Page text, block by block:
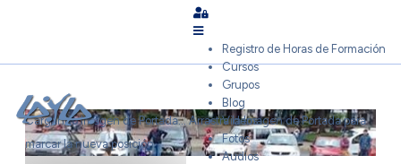
Sign In
Registro de Horas de Formación
Cursos
Grupos
Blog
Videos
Fotos
Audios
Cargando Imagen de Portada... Arrastra la Imagen de Portada para
marcar la nueva posición